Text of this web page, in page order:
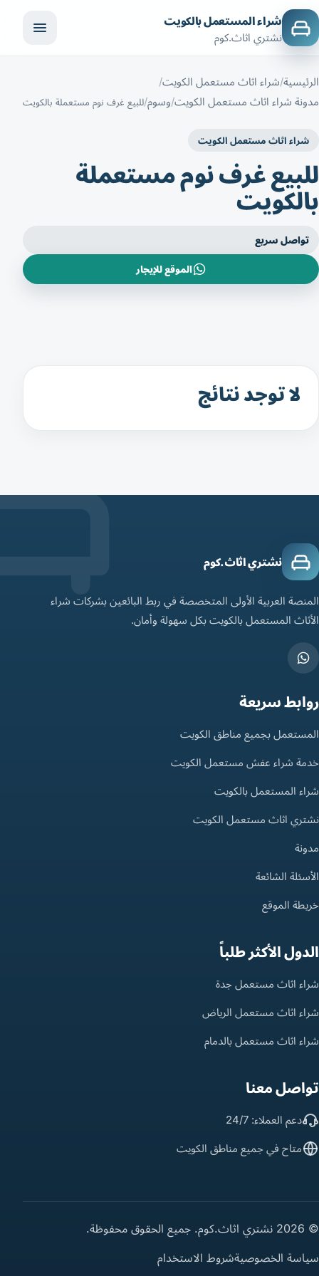
شراء المستعمل بالكويت
نشتري اثاث.كوم
الرئيسية شراء اثاث مستعمل الكويت
مدونة شراء اثاث مستعمل الكويت وسوم للبيع غرف نوم مستعملة بالكويت
شراء اثاث مستعمل الكويت
للبيع غرف نوم مستعملة
بالكويت
تواصل سريع
الموقع للإيجار
لا توجد نتائج
نشتري اثاث.كوم
المنصة العربية الأولى المتخصصة في ربط البائعين بشركات شراء
الأثاث المستعمل بالكويت بكل سهولة وأمان.
روابط سريعة
المستعمل بجميع مناطق الكويت
خدمة شراء عفش مستعمل الكويت
شراء المستعمل بالكويت
نشتري اثاث مستعمل الكويت
مدونة
الأسئلة الشائعة
خريطة الموقع
الدول الأكثر طلباً
شراء اثاث مستعمل جدة
شراء اثاث مستعمل الرياض
شراء اثاث مستعمل بالدمام
تواصل معنا
دعم العملاء: 24/7
متاح في جميع مناطق الكويت
© 2026 نشتري اثاث.كوم. جميع الحقوق محفوظة.
سياسة الخصوصيةشروط الاستخدام